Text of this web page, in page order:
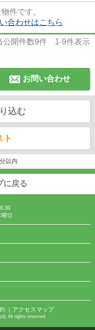
件です。
合わせはこちら
公開件数9件 1-9件表示
お問い合わせ
込む
ト
以内
に戻る
日
｜アクセスマップ
All rights reserved.